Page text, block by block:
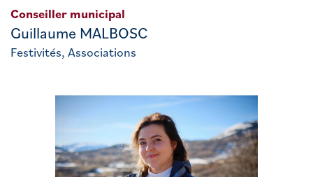
Conseiller municipal
Guillaume MALBOSC
Festivités, Associations